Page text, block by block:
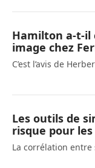
Hamilton a-t-il
image chez
C’est l’avis de
Les outils de
risque pour
La corrélation